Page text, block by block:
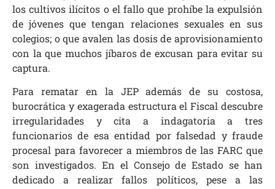
los cultivos ilícitos o el fallo que prohíbe la expulsión
de jóvenes que tengan relaciones sexuales en sus
colegios; o que avalen las dosis de aprovisionamiento
con la que muchos jíbaros de excusan para evitar su
captura.
Para rematar en la JEP además de su costosa,
burocrática y exagerada estructura el Fiscal descubre
irregularidades y cita a indagatoria a tres
funcionarios de esa entidad por falsedad y fraude
procesal para favorecer a miembros de las FARC que
son investigados. En el Consejo de Estado se han
dedicado a realizar fallos políticos, pese a las